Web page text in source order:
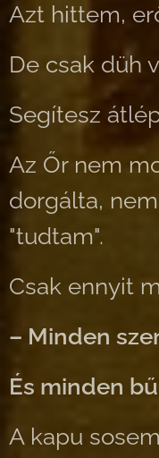
Azt hittem,
De csak düh
Segítesz
Az Őr nem
dorgálta,
"tudtam".
Csak ennyit
– Minden
És minden
A kapu